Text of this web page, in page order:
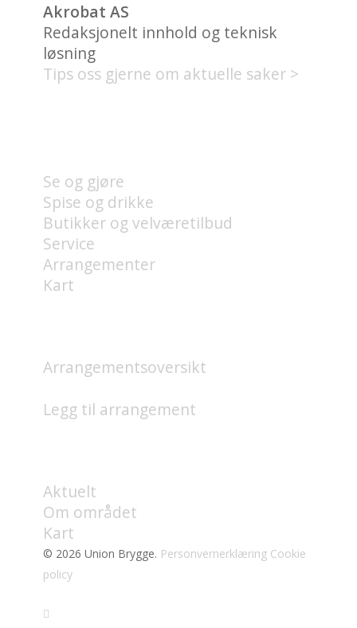
Akrobat AS
Redaksjonelt innhold og teknisk
løsning
Tips oss gjerne om aktuelle saker >
Se og gjøre
Spise og drikke
Butikker og velværetilbud
Service
Arrangementer
Kart
Arrangementsoversikt
Legg til arrangement
Aktuelt
Om området
Kart
© 2026 Union Brygge. Personvernerklæring Cookie
policy
facebook